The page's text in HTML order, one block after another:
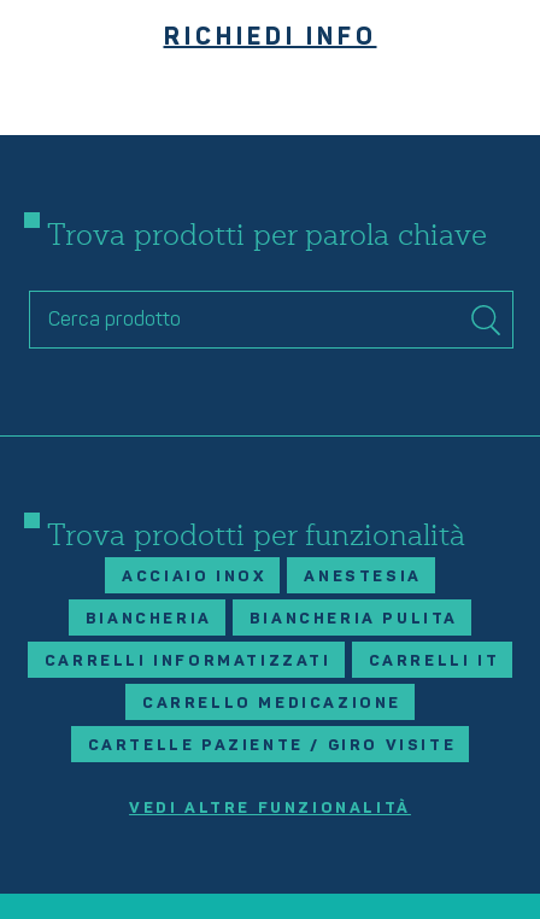
RICHIEDI INFO
Trova prodotti per parola chiave
Trova prodotti per funzionalità
ACCIAIO INOX ANESTESIA
BIANCHERIA BIANCHERIA PULITA
CARRELLI INFORMATIZZATI CARRELLI IT
CARRELLO MEDICAZIONE
CARTELLE PAZIENTE / GIRO VISITE
VEDI ALTRE FUNZIONALITÀ